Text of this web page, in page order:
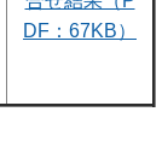
DF：67KB）